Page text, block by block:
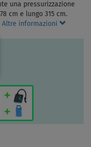
una pressurizzazione
cm e lungo 315 cm.
Altre informazioni